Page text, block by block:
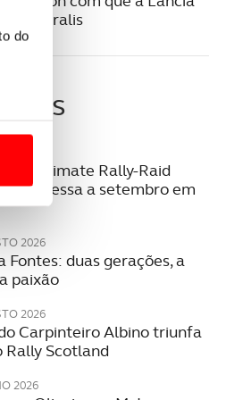
do
aos ralis
bp Ultimate Rally-Raid
regressa a setembro em
2026
Fontes: duas gerações, a
paixão
2026
Carpinteiro Albino triunfa
Rally Scotland
2026